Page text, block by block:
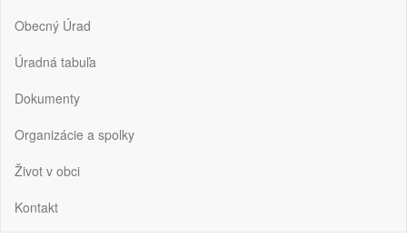
Obecný Úrad
Úradná tabuľa
Dokumenty
Organizácie a spolky
Život v obci
Kontakt